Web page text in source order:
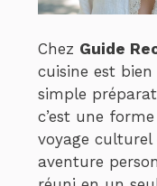
Chez Guide
cuisine est bien
simple
c’est une forme
voyage culturel
aventure